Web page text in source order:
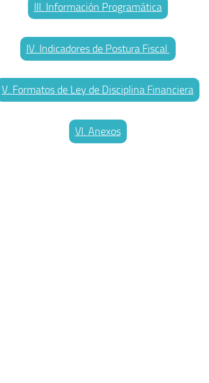
III. Información Programática
IV. Indicadores de Postura Fiscal
V. Formatos de Ley de Disciplina Financiera
VI. Anexos